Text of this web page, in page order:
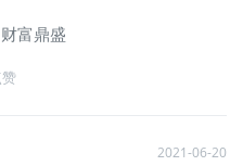
富鼎盛
赞
2021-06-20